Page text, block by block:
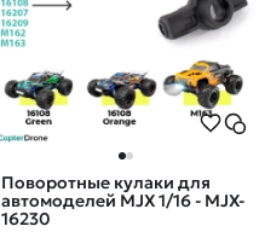
Поворотные кулаки для
автомоделей MJX 1/16 - MJX-
16230